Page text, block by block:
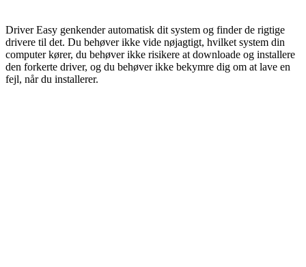
Driver Easy genkender automatisk dit system og finder de rigtige
drivere til det. Du behøver ikke vide nøjagtigt, hvilket system din
computer kører, du behøver ikke risikere at downloade og installere
den forkerte driver, og du behøver ikke bekymre dig om at lave en
fejl, når du installerer.